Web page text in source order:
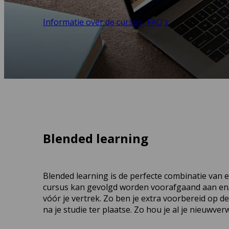
Informatie over de cursus FAQ's
Blended learning
Blended learning is de perfecte combinatie van
cursus kan gevolgd worden voorafgaand aan
vóór je vertrek. Zo ben je extra voorbereid op
na je studie ter plaatse. Zo hou je al je